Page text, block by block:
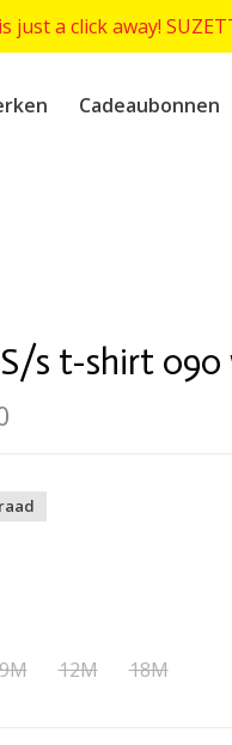
a click away!
Cadeaubonnen
S/s t-shirt
12M 18M